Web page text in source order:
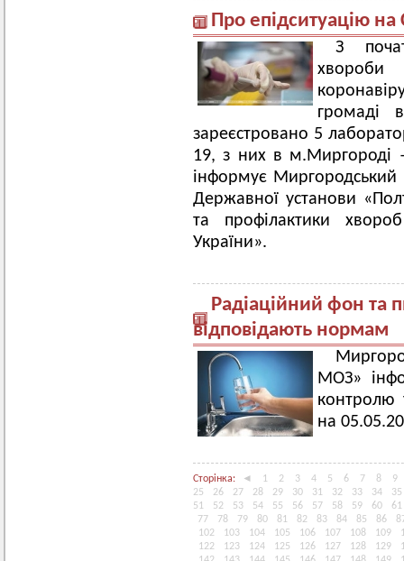
Про епідситуацію на
З
громаді
зареєстровано 5
19, з них в м.Миргороді
інформує Миргородський
Державної установи
та профілактики
України».
Радіаційний фон та
відповідають нормам
МОЗ»
контролю
на
Сторінка: ◄ 1 2 3 4 5 6 7 8
9
25
26 27 28 29 30 31 32 33 34
35
51
52 53 54 55 56 57 58 59 60
61
77
78 79 80 81 82 83 84 85 86
102
103 104 105 106 107 108 109
122
123 124 125 126 127 128 129